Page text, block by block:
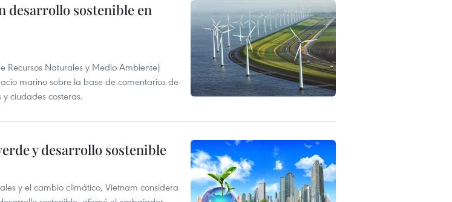
desarrollo sostenible en
Recursos Naturales y Medio Ambiente)
marino sobre la base de comentarios de
ciudades costeras.
y desarrollo sostenible
y el cambio climático, Vietnam considera